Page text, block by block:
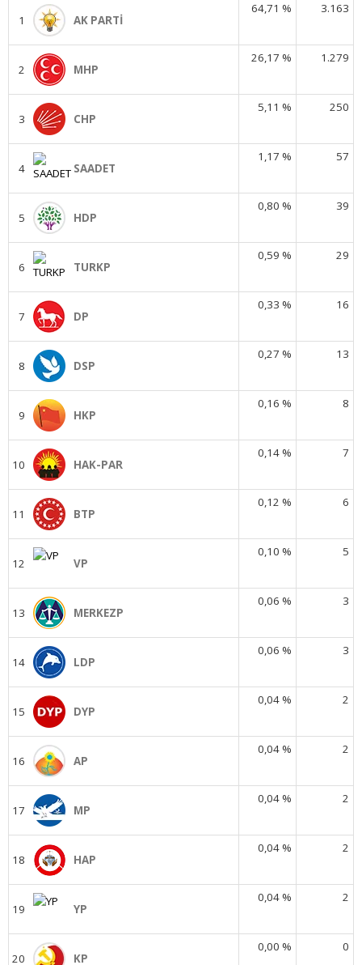
1 AK PARTİ
64,71 % 3.163
2 MHP
26,17 % 1.279
3 CHP
5,11 % 250
4 SAADET
1,17 % 57
5 HDP
0,80 % 39
6 TURKP
0,59 % 29
7 DP
0,33 % 16
8 DSP
0,27 % 13
9 HKP
0,16 % 8
10 HAK-PAR
0,14 % 7
11 BTP
0,12 % 6
12 VP
0,10 % 5
13 MERKEZP
0,06 % 3
14 LDP
0,06 % 3
15 DYP
0,04 % 2
16 AP
0,04 % 2
17 MP
0,04 % 2
18 HAP
0,04 % 2
19 YP
0,04 % 2
20 KP
0,00 % 0